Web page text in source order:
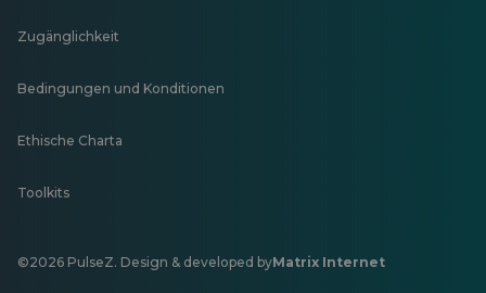
Zugänglichkeit
Bedingungen und Konditionen
Ethische Charta
Toolkits
©2026 PulseZ. Design & developed byMatrix Internet
Öffnet